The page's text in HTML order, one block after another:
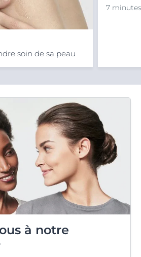
soin de sa peau
7
à notre